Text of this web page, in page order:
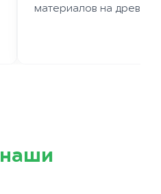
материалов на
наши